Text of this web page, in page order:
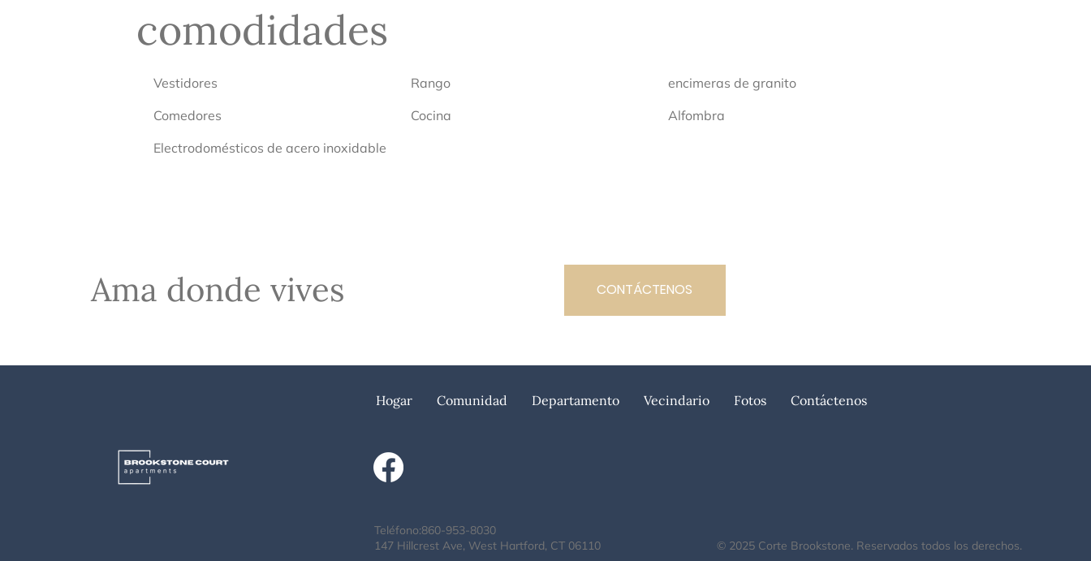
comodidades
Vestidores Rango
encimeras de granito
Comedores
Cocina
Alfombra
Electrodomésticos de acero inoxidable
CONTÁCTENOS
Ama donde vives
Hogar Comunidad Departamento Vecindario Fotos Contáctenos
Teléfono:860-953-8030
147 Hillcrest Ave, West Hartford, CT 06110
© 2025 Corte Brookstone. Reservados todos los derechos.